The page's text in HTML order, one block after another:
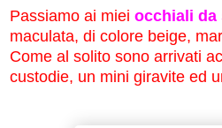
Passiamo ai miei occhiali da
maculata, di colore beige,
Come al solito sono arrivati
custodie, un mini giravite ed